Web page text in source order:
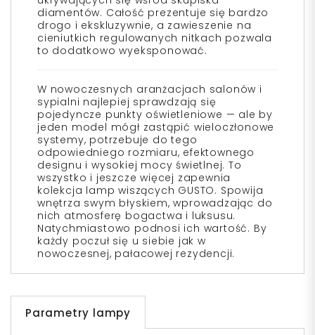
diamentów. Całość prezentuje się bardzo
drogo i ekskluzywnie, a zawieszenie na
cieniutkich regulowanych nitkach pozwala
to dodatkowo wyeksponować.
W nowoczesnych aranżacjach salonów i
sypialni najlepiej sprawdzają się
pojedyncze punkty oświetleniowe — ale by
jeden model mógł zastąpić wieloczłonowe
systemy, potrzebuje do tego
odpowiedniego rozmiaru, efektownego
designu i wysokiej mocy świetlnej. To
wszystko i jeszcze więcej zapewnia
kolekcja lamp wiszących GUSTO. Spowija
wnętrza swym błyskiem, wprowadzając do
nich atmosferę bogactwa i luksusu.
Natychmiastowo podnosi ich wartość. By
każdy poczuł się u siebie jak w
nowoczesnej, pałacowej rezydencji.
Parametry lampy